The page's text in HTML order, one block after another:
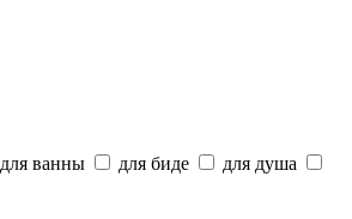
для ванны для биде
для душа